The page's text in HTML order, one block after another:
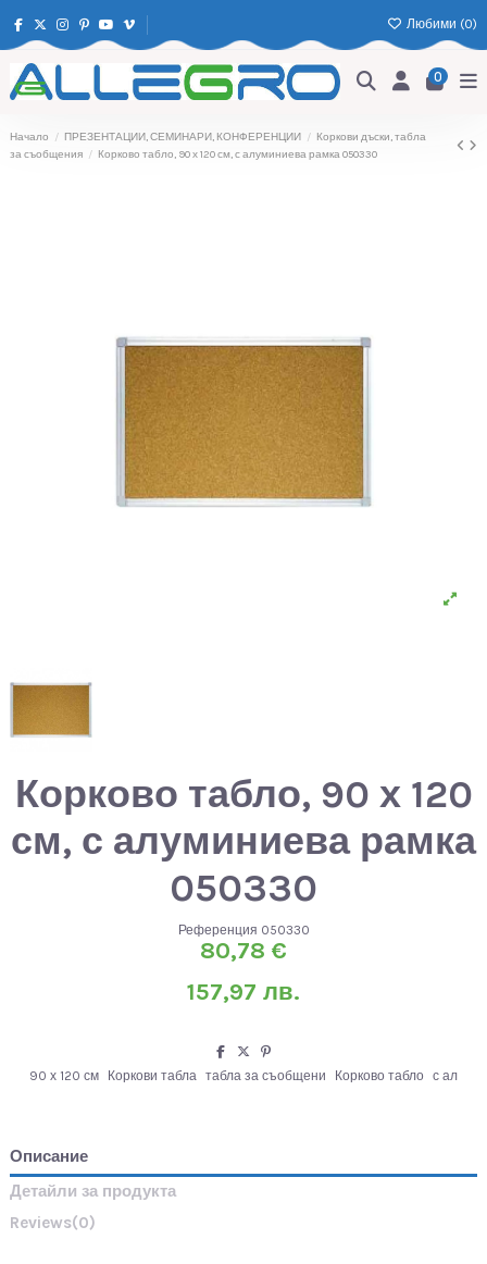
Любими (0)
0
Начало ПРЕЗЕНТАЦИИ, СЕМИНАРИ, КОНФЕРЕНЦИИ
Коркови дъски, табла
за съобщения
Корково табло, 90 х 120 см, с алуминиева рамка 050330
Корково табло, 90 х 120
см, с алуминиева рамка
050330
Референция 050330
80,78 €
157,97 лв.
90 х 120 см Коркови табла табла за съобщени Корково табло с ал
Описание
Детайли за продукта
Reviews(0)